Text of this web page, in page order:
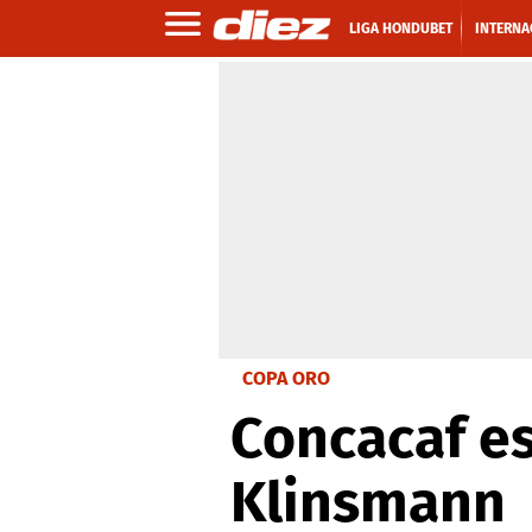
LIGA HONDUBET
COPA ORO
Concacaf
Klinsmann